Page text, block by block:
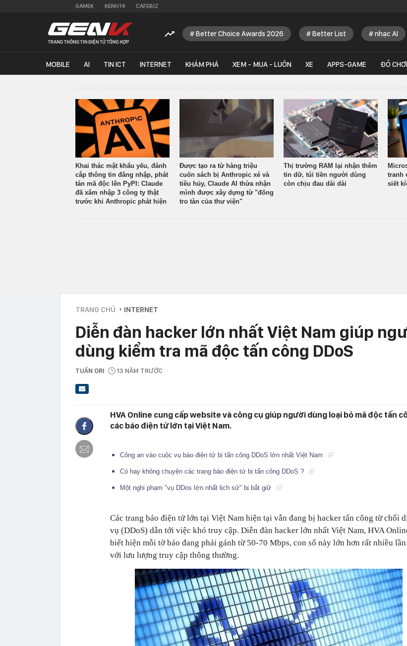
GAMEK KENH14 CAFEBIZ
Better Choice Awards 2026 Better List nhạc AI
MOBILE AI TIN ICT INTERNET KHÁM PHÁ XEM - MUA - LUÔN XE APPS-GAME ĐỒ
Khai thác mật khẩu yếu, đánh
cắp thông tin đăng nhập, phát
tán mã độc lên PyPI: Claude
đã xâm nhập 3 công ty thật
trước khi Anthropic phát hiện
Được tạo ra từ hàng triệu
cuốn sách bị Anthropic xé và
tiêu hủy, Claude AI thừa nhận
mình được xây dựng từ "đống
tro tàn của thư viện"
Thị trường RAM lại nhận thêm
tin dữ, túi tiền người dùng
còn chịu đau dài dài
tranh
siết
TRANG CHỦ › INTERNET
Diễn đàn hacker lớn nhất Việt Nam giúp
dùng kiểm tra mã độc tấn công DDoS
TUẤN ORI 13 NĂM TRƯỚC
HVA Online cung cấp website và công cụ giúp người dùng loại bỏ mã độc tấn
các báo điện tử lớn tại Việt Nam.
Công an vào cuộc vụ báo điện tử bị tấn công DDoS lớn nhất Việt Nam
Có hay không chuyện các trang báo điện tử bị tấn công DDoS ?
Một nghi phạm "vụ DDos lớn nhất lịch sử" bị bắt giữ
Các trang báo điện tử lớn tại Việt Nam hiện tại vẫn đang bị hacker tấn công từ chối
vụ (DDoS) dẫn tới việc khó truy cập. Diễn đàn hacker lớn nhất Việt Nam, HVA
biết hiện mỗi tờ báo đang phải gánh từ 50-70 Mbps, con số này lớn hơn rất nhiều lần
với lưu lượng truy cập thông thường.